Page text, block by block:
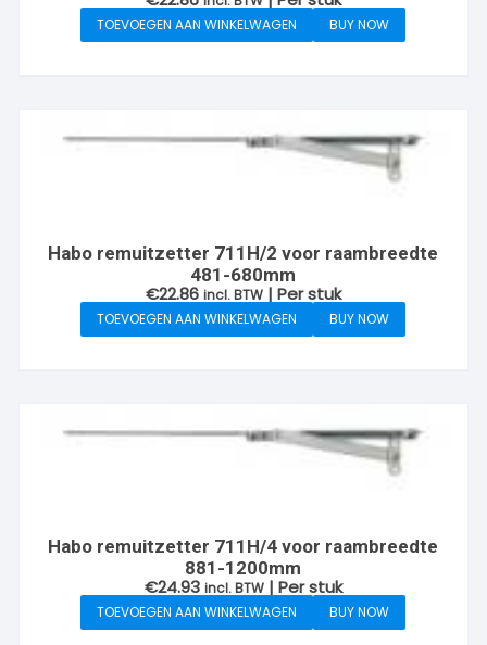
TOEVOEGEN AAN WINKELWAGEN BUY NOW
Habo remuitzetter 711H/2 voor raambreedte
481-680mm
€22.86 incl. BTW | Per stuk
TOEVOEGEN AAN WINKELWAGEN BUY NOW
Habo remuitzetter 711H/4 voor raambreedte
881-1200mm
€24.93 incl. BTW | Per stuk
TOEVOEGEN AAN WINKELWAGEN BUY NOW